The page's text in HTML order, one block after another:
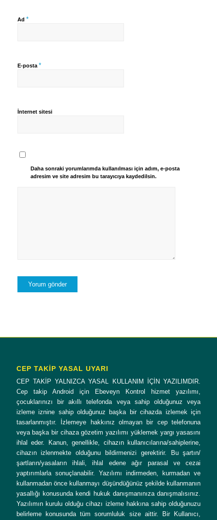
Ad *
E-posta *
İnternet sitesi
Daha sonraki yorumlarımda kullanılması için adım, e-posta
adresim ve site adresim bu tarayıcıya kaydedilsin.
CEP TAKİP YASAL UYARI
CEP TAKİP YALNIZCA YASAL KULLANIM İÇİN YAZILIMDIR.
Cep takip Android için Ebeveyn Kontrol hizmet yazılımı,
çocuklarınızı bir akıllı telefonda veya sahip olduğunuz veya
izleme iznine sahip olduğunuz başka bir cihazda izlemek için
tasarlanmıştır. İzlemeye hakkınız olmayan bir cep telefonuna
veya başka bir cihaza gözetim yazılımı yüklemek yargı yasasını
ihlal eder. Kanun, genellikle, cihazın kullanıcılarına/sahiplerine,
cihazın izlenmekte olduğunu bildirmenizi gerektirir. Bu şartın/
şartların/yasaların ihlali, ihlal edene ağır parasal ve cezai
yaptırımlarla sonuçlanabilir. Yazılımı indirmeden, kurmadan ve
kullanmadan önce kullanmayı düşündüğünüz şekilde kullanmanın
yasallığı konusunda kendi hukuk danışmanınıza danışmalısınız.
Yazılımın kurulu olduğu cihazı izleme hakkına sahip olduğunuzu
belirleme konusunda tüm sorumluluk size aittir. Bir Kullanıcı,